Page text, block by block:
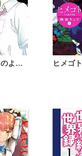
恋は雨上がりのように